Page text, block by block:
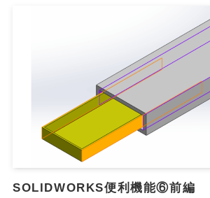
SOLIDWORKS便利機能⑥前編